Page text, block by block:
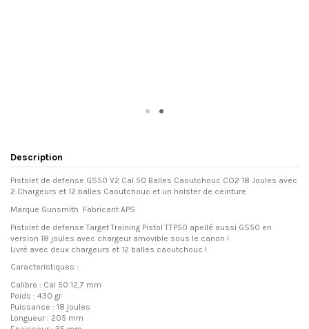
Description
Pistolet de defense GS50 V2 Cal 50 Balles Caoutchouc CO2 18 Joules avec
2 Chargeurs et 12 balles Caoutchouc et un holster de ceinture
Marque Gunsmith Fabricant APS
Pistolet de defense Target Training Pistol TTP50 apellé aussi GS50 en
version 18 joules avec chargeur amovible sous le canon !
Livré avec deux chargeurs et 12 balles caoutchouc !
Caracteristiques :
Calibre : Cal 50 12,7 mm
Poids : 430 gr
Puissance : 18 joules
Longueur : 205 mm